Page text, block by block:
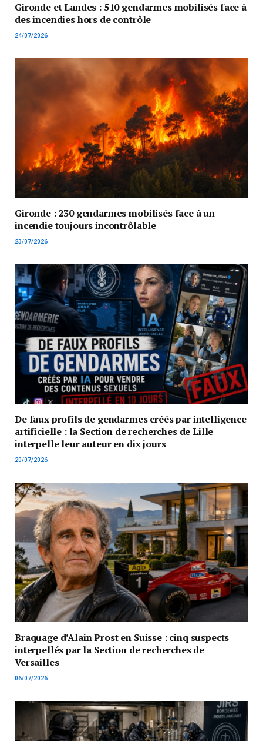
Gironde et Landes : 510 gendarmes mobilisés face à
des incendies hors de contrôle
24/07/2026
Gironde : 230 gendarmes mobilisés face à un
incendie toujours incontrôlable
23/07/2026
De faux profils de gendarmes créés par intelligence
artificielle : la Section de recherches de Lille
interpelle leur auteur en dix jours
20/07/2026
Braquage d’Alain Prost en Suisse : cinq suspects
interpellés par la Section de recherches de
Versailles
06/07/2026